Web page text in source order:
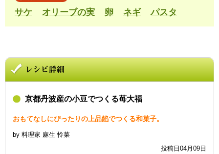
サケ オリーブの実 卵 ネギ パスタ
京都丹波産の小豆でつくる苺大福
おもてなしにぴったりの上品餡でつくる和菓子。
by 料理家 麻生 怜菜
投稿日04月09日